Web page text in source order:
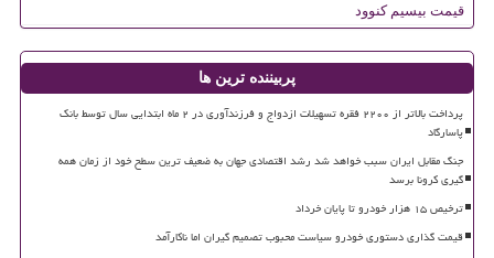
قیمت بیسیم کنوود
پربیننده ترین ها
پرداخت بالاتر از ۲۲۰۰ فقره تسهیلات ازدواج و فرزندآوری در ۲ ماه ابتدایی سال توسط بانک
پاسارگاد
جنگ مقابل ایران سبب خواهد شد رشد اقتصادی جهان به ضعیف ترین سطح خود از زمان همه
گیری کرونا برسد
ترخیص ۱۵ هزار خودرو تا پایان خرداد
قیمت گذاری دستوری خودرو سیاست محبوب تصمیم گیران اما ناکارآمد